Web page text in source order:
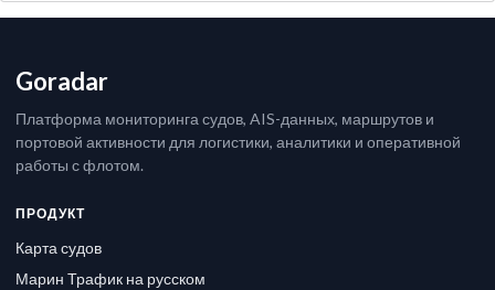
Goradar
Платформа мониторинга судов, AIS-данных, маршрутов и
портовой активности для логистики, аналитики и оперативной
работы с флотом.
ПРОДУКТ
Карта судов
Марин Трафик на русском